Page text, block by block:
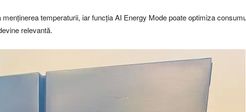
temperaturii, iar funcția AI Energy Mode poate optimiza
relevantă.